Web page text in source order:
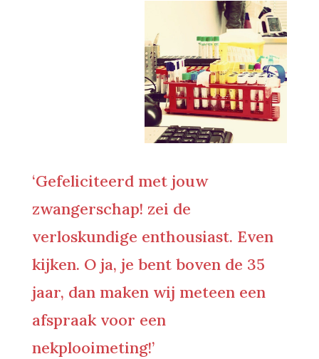
‘Gefeliciteerd met jouw
zwangerschap! zei de
verloskundige enthousiast. Even
kijken. O ja, je bent boven de 35
jaar, dan maken wij meteen een
afspraak voor een
nekplooimeting!’